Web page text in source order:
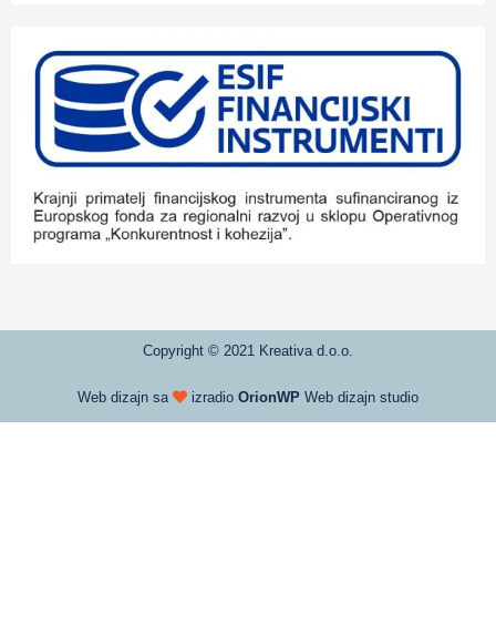
Copyright © 2021 Kreativa d.o.o.
Web dizajn sa izradio OrionWP Web dizajn studio